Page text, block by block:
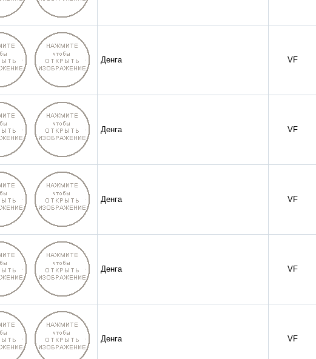
Денга VF
Денга VF
Денга VF
Денга VF
Денга VF